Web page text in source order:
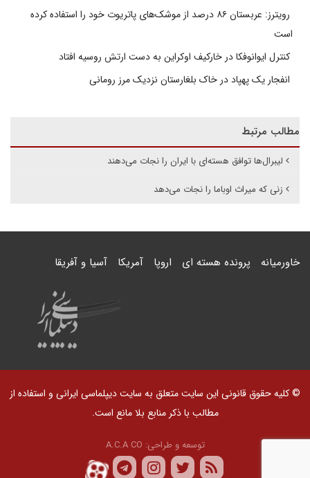
رویترز: عربستان ۸۶ درصد از موشک‌های پاتریوت خود را استفاده کرده
است
کنترل ایوانوفکا در خارکیف اوکراین به دست ارتش روسیه افتاد
انفجار یک پهپاد در خاک بلغارستان نزدیک مرز رومانی
مطالب مرتبط
لیبرال‌ها توافق هسته‌ای با ایران را نجات می‌دهند
زنی که میراث اوباما را نجات می‌دهد
خاورمیانه پرونده هسته ای اروپا آمریکا آسیا و آفریقا
© کلیه حقوق قانونی این سایت متعلق به سایت دیپلماسی ایرانی و استفاده از
مطالب با ذکر منابع بلا مانع است.
توسعه و طراحی: A.C.A CO